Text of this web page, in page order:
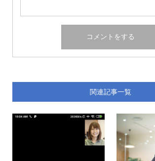
関連記事一覧